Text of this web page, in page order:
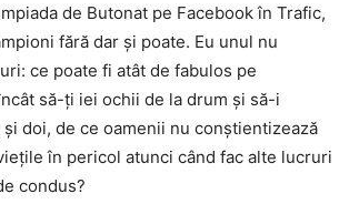
de Butonat pe Facebook în Trafic,
fără dar și poate. Eu unul nu
ce poate fi atât de fabulos pe
să-ți iei ochii de la drum și să-i
doi, de ce oamenii nu conștientizează
în pericol atunci când fac alte lucruri
condus?